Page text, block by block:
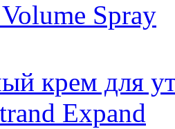
Spray
крем для
Expand